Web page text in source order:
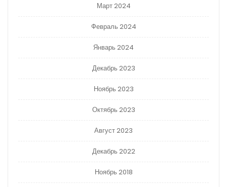
Март 2024
Февраль 2024
Январь 2024
Декабрь 2023
Ноябрь 2023
Октябрь 2023
Август 2023
Декабрь 2022
Ноябрь 2018